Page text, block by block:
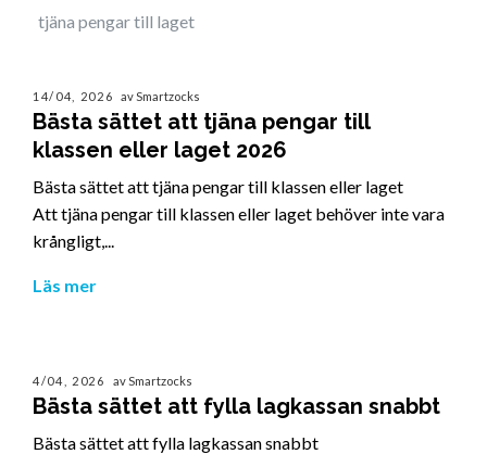
tjäna pengar till laget
14/04, 2026 av Smartzocks
Bästa sättet att tjäna pengar till
klassen eller laget 2026
Bästa sättet att tjäna pengar till klassen eller laget
Att tjäna pengar till klassen eller laget behöver inte vara
krångligt,...
Läs mer
4/04, 2026 av Smartzocks
Bästa sättet att fylla lagkassan snabbt
Bästa sättet att fylla lagkassan snabbt